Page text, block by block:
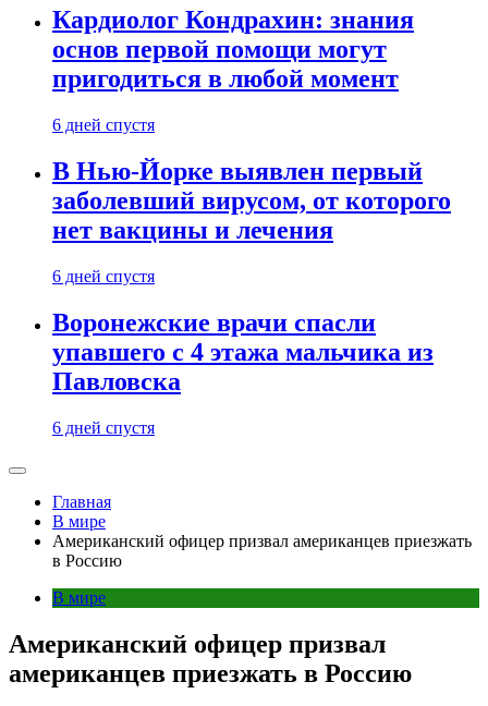
Кардиолог Кондрахин: знания
основ первой помощи могут
пригодиться в любой момент
6 дней спустя
В Нью-Йорке выявлен первый
заболевший вирусом, от которого
нет вакцины и лечения
6 дней спустя
Воронежские врачи спасли
упавшего с 4 этажа мальчика из
Павловска
6 дней спустя
Главная
В мире
Американский офицер призвал американцев приезжать
в Россию
В мире
Американский офицер призвал
американцев приезжать в Россию